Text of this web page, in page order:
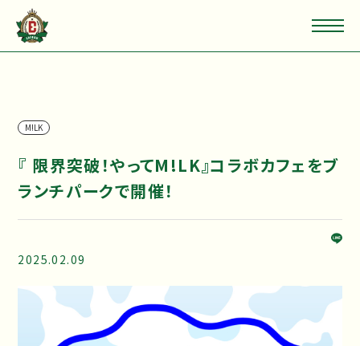
M!LK
『 限界突破！やってM!LK』コラボカフェをブ
ランチパークで開催！
2025.02.09